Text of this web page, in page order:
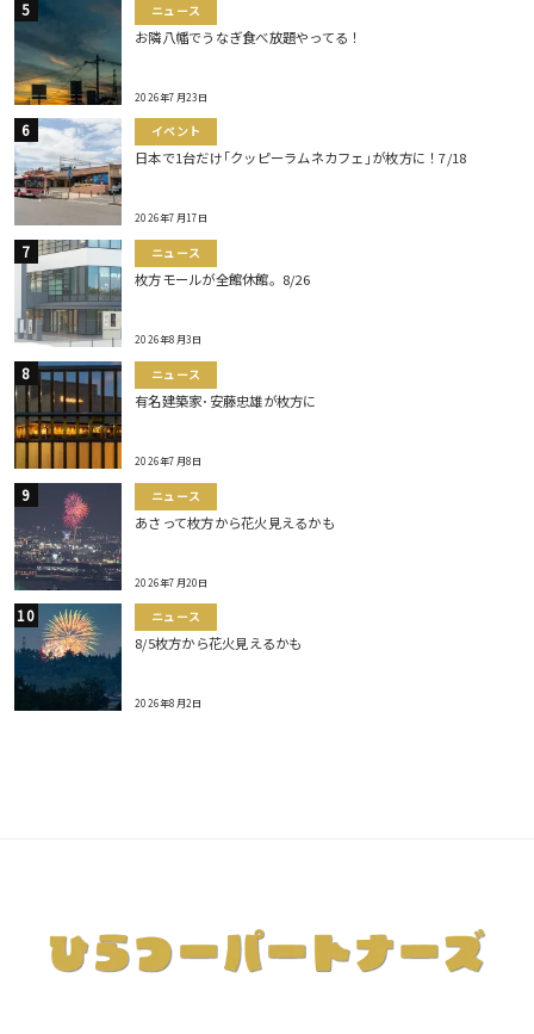
ニュース
お隣八幡でうなぎ食べ放題やってる！
2026年7月23日
イベント
日本で1台だけ｢クッピーラムネカフェ｣が枚方に！7/18
2026年7月17日
ニュース
枚方モールが全館休館。8/26
2026年8月3日
ニュース
有名建築家･安藤忠雄が枚方に
2026年7月8日
ニュース
あさって枚方から花火見えるかも
2026年7月20日
ニュース
8/5枚方から花火見えるかも
2026年8月2日